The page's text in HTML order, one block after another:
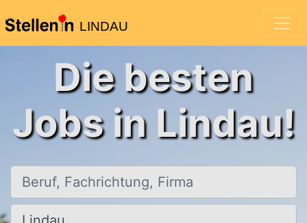
LINDAU
Die besten
Jobs in Lindau!
Beruf, Fachrichtung, Firma
Ort, Stadt